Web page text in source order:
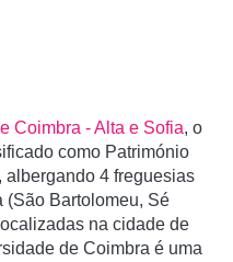
Coimbra - Alta e Sofia, o
como Património
albergando 4 freguesias
(São Bartolomeu, Sé
na cidade de
de Coimbra é uma